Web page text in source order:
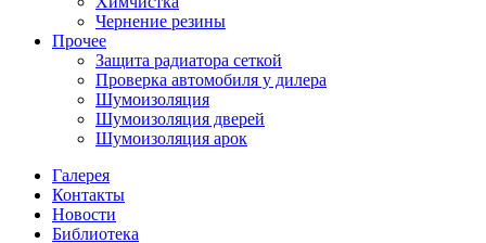
Чернение резины
Прочее
Защита радиатора сеткой
Проверка автомобиля у дилера
Шумоизоляция
Шумоизоляция дверей
Шумоизоляция арок
Галерея
Контакты
Новости
Библиотека